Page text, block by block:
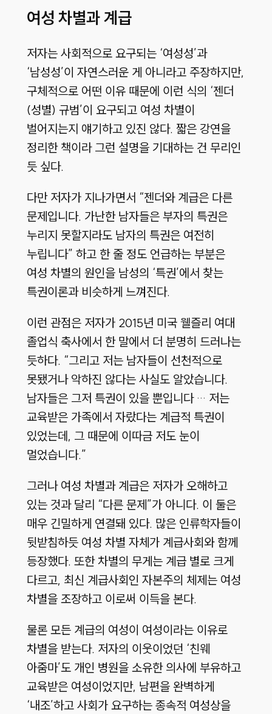
여성 차별과 계급
저자는 사회적으로 요구되는 ‘여성성’과
‘남성성’이 자연스러운 게 아니라고 주장하지만,
구체적으로 어떤 이유 때문에 이런 식의 ‘젠더
(성별) 규범’이 요구되고 여성 차별이
벌어지는지 얘기하고 있진 않다. 짧은 강연을
정리한 책이라 그런 설명을 기대하는 건 무리인
듯 싶다.
다만 저자가 지나가면서 “젠더와 계급은 다른
문제입니다. 가난한 남자들은 부자의 특권은
누리지 못할지라도 남자의 특권은 여전히
누립니다” 하고 한 줄 정도 언급하는 부분은
여성 차별의 원인을 남성의 ‘특권’에서 찾는
특권이론과 비슷하게 느껴진다.
이런 관점은 저자가 2015년 미국 웰즐리 여대
졸업식 축사에서 한 말에서 더 분명히 드러나는
듯하다. “그리고 저는 남자들이 선천적으로
못됐거나 악하진 않다는 사실도 알았습니다.
남자들은 그저 특권이 있을 뿐입니다 … 저는
교육받은 가족에서 자랐다는 계급적 특권이
있었는데, 그 때문에 이따금 저도 눈이
멀었습니다.”
그러나 여성 차별과 계급은 저자가 오해하고
있는 것과 달리 “다른 문제”가 아니다. 이 둘은
매우 긴밀하게 연결돼 있다. 많은 인류학자들이
뒷받침하듯 여성 차별 자체가 계급사회와 함께
등장했다. 또한 차별의 무게는 계급 별로 크게
다르고, 최신 계급사회인 자본주의 체제는 여성
차별을 조장하고 이로써 이득을 본다.
물론 모든 계급의 여성이 여성이라는 이유로
차별을 받는다. 저자의 이웃이었던 ‘친웨
아줌마’도 개인 병원을 소유한 의사에 부유하고
교육받은 여성이었지만, 남편을 완벽하게
‘내조’하고 사회가 요구하는 종속적 여성상을